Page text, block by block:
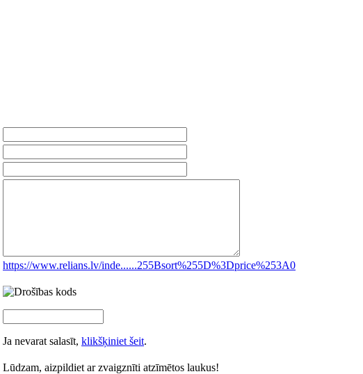
https://www.relians.lv/inde......255Bsort%255D%3Dprice%253A0
Ja nevarat salasīt, klikšķiniet šeit.
Lūdzam, aizpildiet ar zvaigznīti atzīmētos laukus!